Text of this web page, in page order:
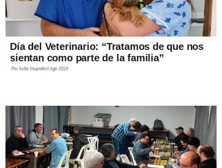
Día del Veterinario: “Tratamos de que nos
sientan como parte de la familia”
PorSofía Stupiello6 Ago 2026